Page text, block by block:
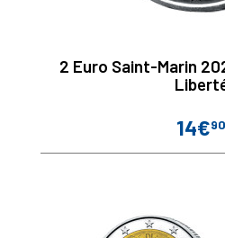
2 Euro Saint-Marin
Prix
14€90